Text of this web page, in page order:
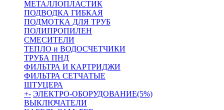
МЕТАЛЛОПЛАСТИК
ПОДВОДКА ГИБКАЯ
ПОДМОТКА ДЛЯ ТРУБ
ПОЛИПРОПИЛЕН
СМЕСИТЕЛИ
ТЕПЛО и ВОДОСЧЕТЧИКИ
ТРУБА ПНД
ФИЛЬТРА И КАРТРИДЖИ
ФИЛЬТРА СЕТЧАТЫЕ
ШТУЦЕРА
+- ЭЛЕКТРО-ОБОРУДОВАНИЕ(5%)
ВЫКЛЮЧАТЕЛИ